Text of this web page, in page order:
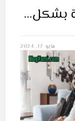
بشكل…
مايو 17, 2024